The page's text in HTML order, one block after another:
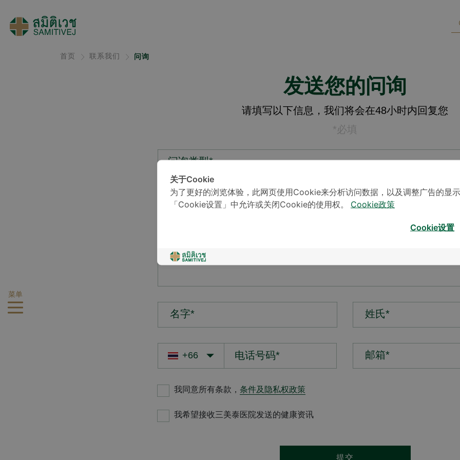
菜单
首页 联系我们 问询
发送您的问询
请填写以下信息，我们将会在48小时内回复您
*必填
问询类型*
位置*
名字* 姓氏*
邮箱*
我同意所有条款， 条件及隐私权政策
我希望接收三美泰医院发送的健康资讯
提交
关于Cookie
为了更好的浏览体验，此网页使用Cookie来分析访问数据，以及调整广告的显
「Cookie设置」中允许或关闭Cookie的使用权。
Cookie政策
Cookie设置